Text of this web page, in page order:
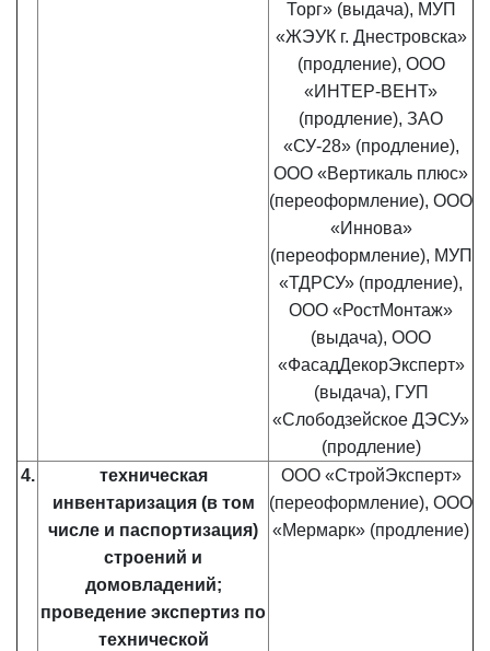
Торг» (выдача), МУП
«ЖЭУК г. Днестровска»
(продление), ООО
«ИНТЕР-ВЕНТ»
(продление), ЗАО
«СУ-28» (продление),
ООО «Вертикаль плюс»
(переоформление), ООО
«Иннова»
(переоформление), МУП
«ТДРСУ» (продление),
ООО «РостМонтаж»
(выдача), ООО
«ФасадДекорЭксперт»
(выдача), ГУП
«Слободзейское ДЭСУ»
(продление)
4.
техническая
инвентаризация (в том
числе и паспортизация)
строений и
домовладений;
проведение экспертиз по
технической
ООО «СтройЭксперт»
(переоформление), ООО
«Мермарк» (продление)